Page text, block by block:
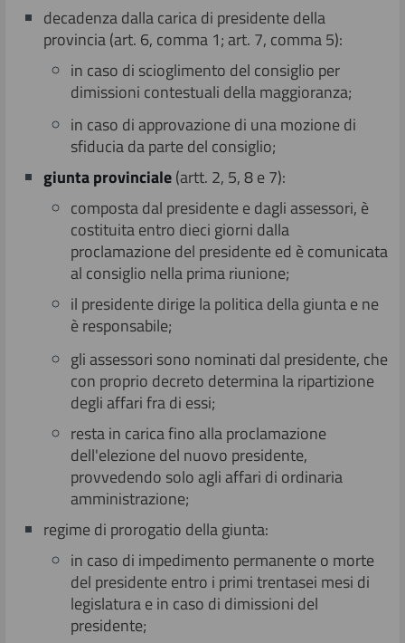
decadenza dalla carica di presidente della
provincia (art. 6, comma 1; art. 7, comma 5):
in caso di scioglimento del consiglio per
dimissioni contestuali della maggioranza;
in caso di approvazione di una mozione di
sfiducia da parte del consiglio;
giuntaprovinciale(artt. 2, 5, 8 e 7):
composta dal presidente e dagli assessori, è
costituita entro dieci giorni dalla
proclamazione del presidente ed è comunicata
al consiglio nella prima riunione;
il presidente dirige la politica della giunta e ne
è responsabile;
gli assessori sono nominati dal presidente, che
con proprio decreto determina la ripartizione
degli affari fra di essi;
resta in carica fino alla proclamazione
dell'elezione del nuovo presidente,
provvedendo solo agli affari di ordinaria
amministrazione;
regime di prorogatio della giunta:
in caso di impedimento permanente o morte
del presidente entro i primi trentasei mesi di
legislatura e in caso di dimissioni del
presidente;